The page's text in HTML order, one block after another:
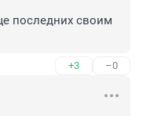
последних своим
+3 –0